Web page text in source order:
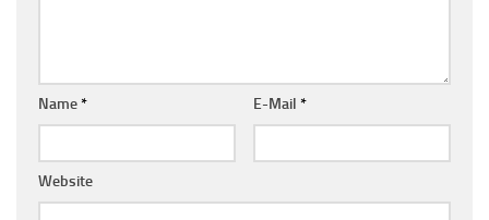
Name* E-Mail *
Website